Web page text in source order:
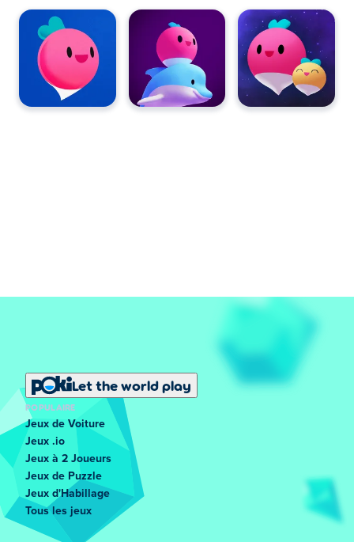
Let the world play
POPULAIRE
Jeux de Voiture
Jeux .io
Jeux à 2 Joueurs
Jeux de Puzzle
Jeux d'Habillage
Tous les jeux